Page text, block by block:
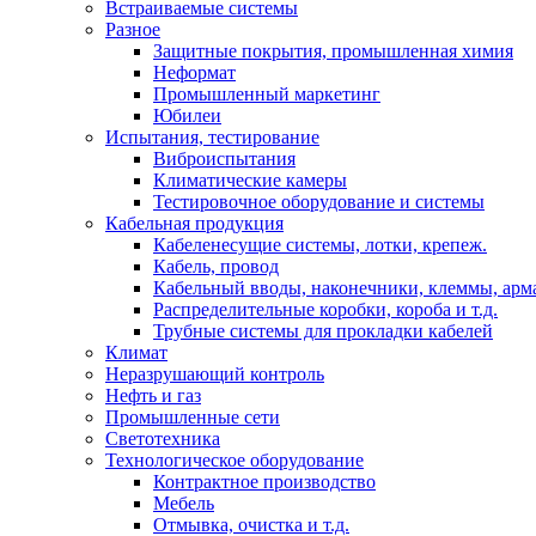
Встраиваемые системы
Разное
Защитные покрытия, промышленная химия
Неформат
Промышленный маркетинг
Юбилеи
Испытания, тестирование
Виброиспытания
Климатические камеры
Тестировочное оборудование и системы
Кабельная продукция
Кабеленесущие системы, лотки, крепеж.
Кабель, провод
Кабельный вводы, наконечники, клеммы,
Распределительные коробки, короба и т.д.
Трубные системы для прокладки кабелей
Климат
Неразрушающий контроль
Нефть и газ
Промышленные сети
Светотехника
Технологическое оборудование
Контрактное производство
Мебель
Отмывка, очистка и т.д.